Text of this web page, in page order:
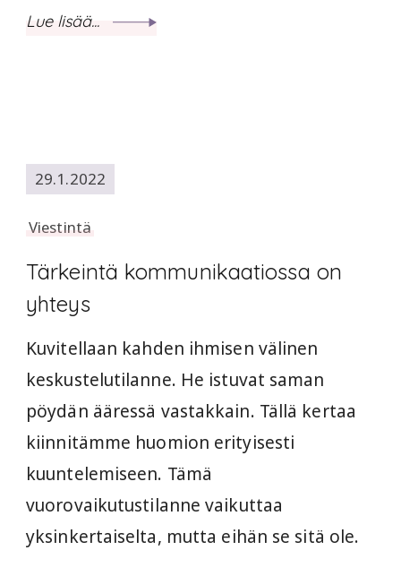
Lue lisää...
29.1.2022
Viestintä
Tärkeintä kommunikaatiossa on
yhteys
Kuvitellaan kahden ihmisen välinen
keskustelutilanne. He istuvat saman
pöydän ääressä vastakkain. Tällä kertaa
kiinnitämme huomion erityisesti
kuuntelemiseen. Tämä
vuorovaikutustilanne vaikuttaa
yksinkertaiselta, mutta eihän se sitä ole.